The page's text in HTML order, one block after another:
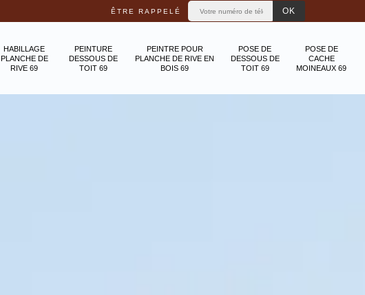
ÊTRE RAPPELÉ
HABILLAGE
PLANCHE DE
RIVE 69
PEINTURE
DESSOUS DE
TOIT 69
PEINTRE POUR
PLANCHE DE RIVE EN
BOIS 69
POSE DE
DESSOUS DE
TOIT 69
POSE DE
CACHE
MOINEAUX 69